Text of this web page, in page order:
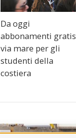
Da oggi
abbonamenti gratis
via mare per gli
studenti della
costiera